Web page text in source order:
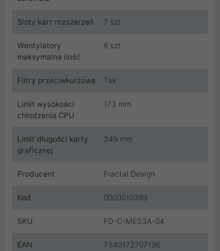
Sloty kart rozszerzeń 7 szt
Wentylatory
maksymalna ilość
6 szt
Filtry przeciwkurzowe Tak
Limit wysokości
chłodzenia CPU
173 mm
Limit długości karty
graficznej
349 mm
Producent Fractal Design
Kod 0000010389
SKU FD-C-MES3A-04
EAN 7340172707196